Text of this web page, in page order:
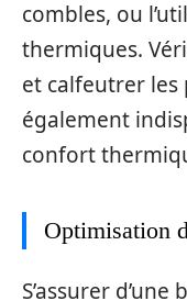
combles, ou
thermiques.
et calfeutrer les
également
confort
Optimisation
S’assurer